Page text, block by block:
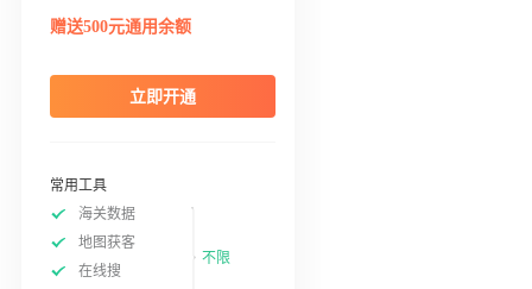
赠送500元通用余额
立即开通
常用工具
海关数据
地图获客
在线搜
不限